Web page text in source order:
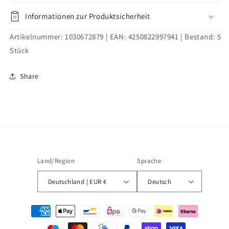
Informationen zur Produktsicherheit
Artikelnummer: 1030672879 | EAN: 4250822997941 | Bestand: 5
Stück
Share
Land/Region
Deutschland | EUR €
Sprache
Deutsch
Zahlungsmethoden